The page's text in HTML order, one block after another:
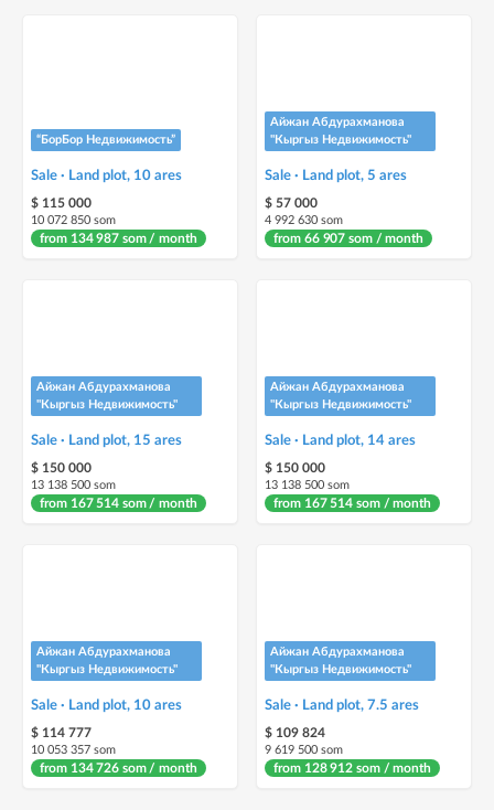
“БорБор Недвижимость”
Sale · Land plot, 10 ares
$ 115 000
10 072 850 som
from 134 987 som / month
Айжан Абдурахманова
"Кыргыз Недвижимость"
Sale · Land plot, 5 ares
$ 57 000
4 992 630 som
from 66 907 som / month
Айжан Абдурахманова
"Кыргыз Недвижимость"
Sale · Land plot, 15 ares
$ 150 000
13 138 500 som
from 167 514 som / month
Айжан Абдурахманова
"Кыргыз Недвижимость"
Sale · Land plot, 14 ares
$ 150 000
13 138 500 som
from 167 514 som / month
Айжан Абдурахманова
"Кыргыз Недвижимость"
Sale · Land plot, 10 ares
$ 114 777
10 053 357 som
from 134 726 som / month
Айжан Абдурахманова
"Кыргыз Недвижимость"
Sale · Land plot, 7.5 ares
$ 109 824
9 619 500 som
from 128 912 som / month